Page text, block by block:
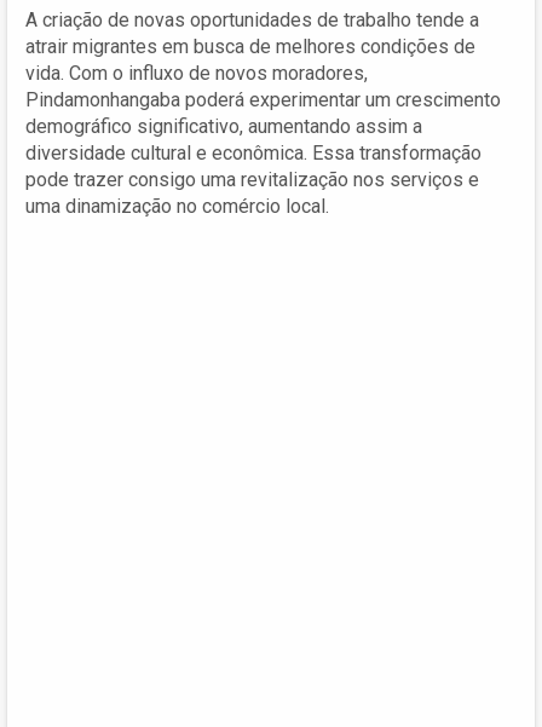
A criação de novas oportunidades de trabalho tende a
atrair migrantes em busca de melhores condições de
vida. Com o influxo de novos moradores,
Pindamonhangaba poderá experimentar um crescimento
demográfico significativo, aumentando assim a
diversidade cultural e econômica. Essa transformação
pode trazer consigo uma revitalização nos serviços e
uma dinamização no comércio local.